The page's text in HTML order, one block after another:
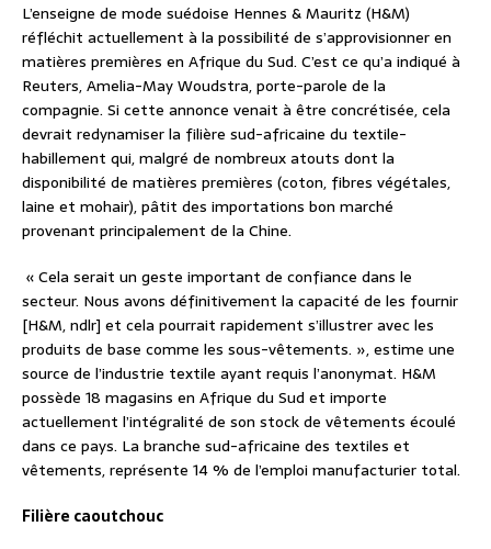
L’enseigne de mode suédoise Hennes & Mauritz (H&M)
réfléchit actuellement à la possibilité de s’approvisionner en
matières premières en Afrique du Sud. C’est ce qu’a indiqué à
Reuters, Amelia-May Woudstra, porte-parole de la
compagnie. Si cette annonce venait à être concrétisée, cela
devrait redynamiser la filière sud-africaine du textile-
habillement qui, malgré de nombreux atouts dont la
disponibilité de matières premières (coton, fibres végétales,
laine et mohair), pâtit des importations bon marché
provenant principalement de la Chine.
« Cela serait un geste important de confiance dans le
secteur. Nous avons définitivement la capacité de les fournir
[H&M, ndlr] et cela pourrait rapidement s’illustrer avec les
produits de base comme les sous-vêtements. », estime une
source de l’industrie textile ayant requis l’anonymat. H&M
possède 18 magasins en Afrique du Sud et importe
actuellement l’intégralité de son stock de vêtements écoulé
dans ce pays. La branche sud-africaine des textiles et
vêtements, représente 14 % de l’emploi manufacturier total.
Filière caoutchouc